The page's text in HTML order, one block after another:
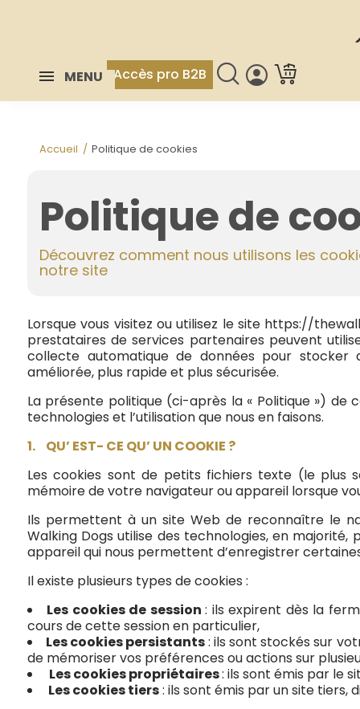
MENU Accès pro B2B
Accueil Politique de cookies
Politique de
Découvrez comment nous utilisons les
notre site
Lorsque vous visitez ou utilisez le site https://
prestataires de services partenaires peuvent
collecte automatique de données pour
améliorée, plus rapide et plus sécurisée.
La présente politique (ci-après la « Politique ») de
technologies et l’utilisation que nous en faisons.
1.
QU’ EST- CE QU’ UN COOKIE ?
Les cookies sont de petits fichiers texte (le plus
mémoire de votre navigateur ou appareil lorsque
Ils permettent à un site Web de reconnaître le
Walking Dogs utilise des technologies, en
appareil qui nous permettent d’enregistrer
Il existe plusieurs types de cookies :
Les cookies de session: ils expirent dès la
cours de cette session en particulier,
Les cookies persistants: ils sont stockés sur
de mémoriser vos préférences ou actions sur
Les cookies propriétaires: ils sont émis par le
Les cookies tiers: ils sont émis par un site tiers,